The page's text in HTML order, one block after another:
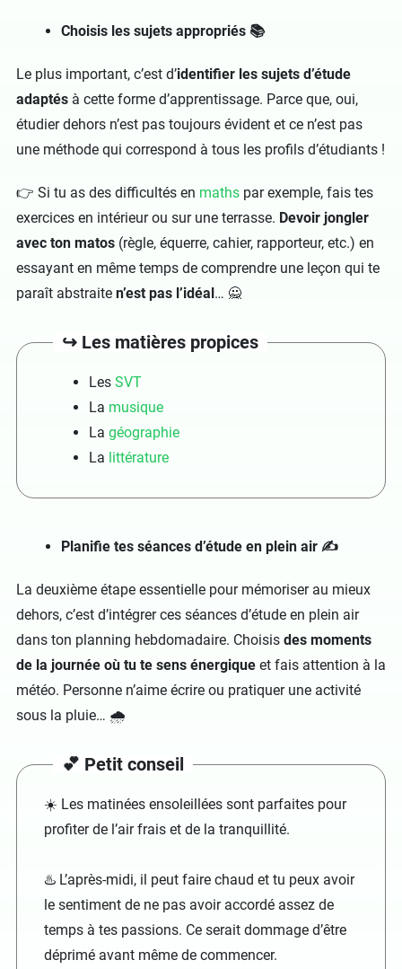
Choisis les sujets appropriés 📚
Le plus important, c’est d’identifier les sujets d’étude
adaptés à cette forme d’apprentissage. Parce que, oui,
étudier dehors n’est pas toujours évident et ce n’est pas
une méthode qui correspond à tous les profils d’étudiants !
👉 Si tu as des difficultés en maths par exemple, fais tes
exercices en intérieur ou sur une terrasse. Devoir jongler
avec ton matos (règle, équerre, cahier, rapporteur, etc.) en
essayant en même temps de comprendre une leçon qui te
paraît abstraite n’est pas l’idéal… 🙅
↪️ Les matières propices
Les SVT
La musique
La géographie
La littérature
Planifie tes séances d’étude en plein air ✍️
La deuxième étape essentielle pour mémoriser au mieux
dehors, c’est d’intégrer ces séances d’étude en plein air
dans ton planning hebdomadaire. Choisis des moments
de la journée où tu te sens énergique et fais attention à la
météo. Personne n’aime écrire ou pratiquer une activité
sous la pluie… 🌧️
💕 Petit conseil
☀️ Les matinées ensoleillées sont parfaites pour
profiter de l’air frais et de la tranquillité.
♨️ L’après-midi, il peut faire chaud et tu peux avoir
le sentiment de ne pas avoir accordé assez de
temps à tes passions. Ce serait dommage d’être
déprimé avant même de commencer.